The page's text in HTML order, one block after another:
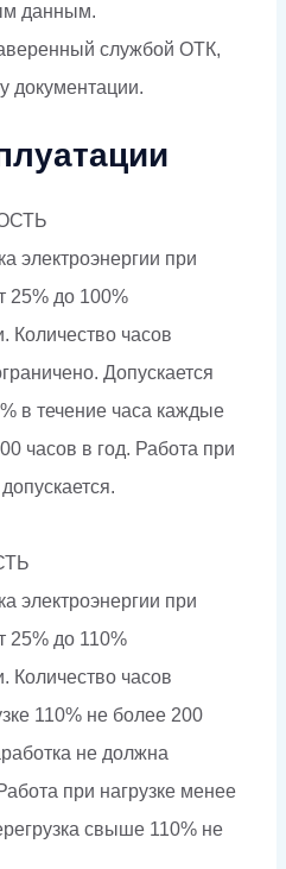
данным.
службой ОТК,
документации.
электроэнергии при
25% до 100%
Количество часов
Допускается
в течение часа каждые
часов в год. Работа при
электроэнергии при
25% до 110%
Количество часов
110% не более 200
не должна
при нагрузке менее
свыше 110% не